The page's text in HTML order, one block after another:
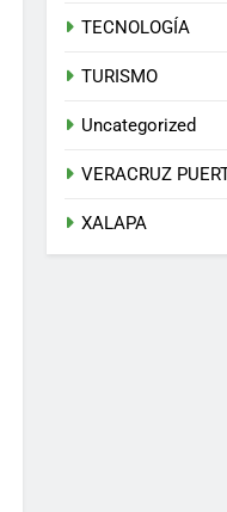
TECNOLOGÍA
TURISMO
Uncategorized
VERACRUZ
XALAPA